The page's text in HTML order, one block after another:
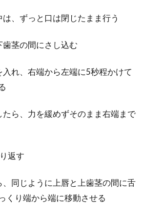
、ずっと口は閉じたまま行う
茎の間にさし込む
れ、右端から左端に5秒程かけて
ら、力を緩めずそのまま右端まで
返す
同じように上唇と上歯茎の間に舌
くり端から端に移動させる